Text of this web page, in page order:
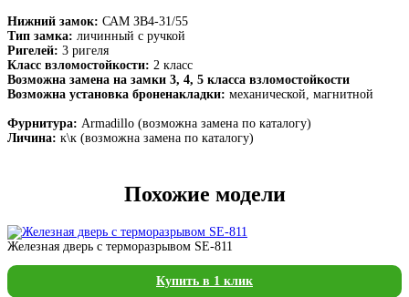
Нижний замок: САМ ЗВ4-31/55
Тип замка: личинный с ручкой
Ригелей: 3 ригеля
Класс взломостойкости: 2 класс
Возможна замена на замки 3, 4, 5 класса взломостойкости
Возможна установка броненакладки: механической, магнитной
Фурнитура: Armadillo (возможна замена по каталогу)
Личина: к\к (возможна замена по каталогу)
Похожие модели
Железная дверь с терморазрывом SE-811
Купить в 1 клик